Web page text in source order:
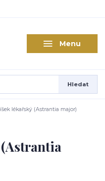
Menu
Hledat
lékařský (Astrantia major)